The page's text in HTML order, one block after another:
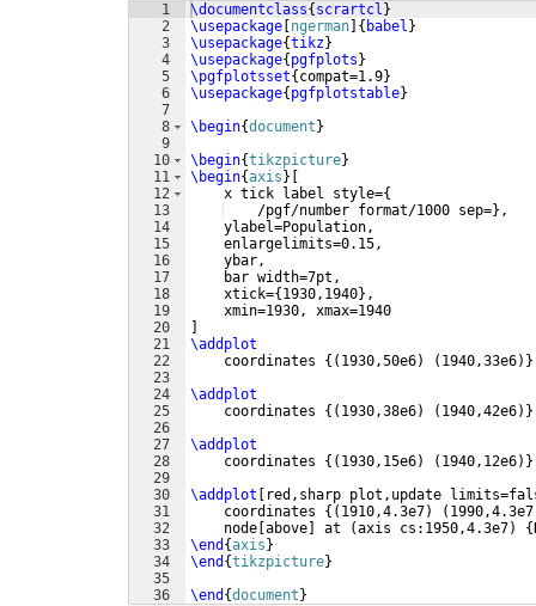
1
2
3
4
5
6
7
8
9
10
11
12
13
14
15
16
17
18
19
20
21
22
23
24
25
26
27
28
29
30
31
32
33
34
35
36
\documentclass{ scrartcl }
\usepackage ngerman { babel }
\usepackage{tikz}
\usepackage{ pgfplots }
\pgfplotsset{ compat=1.9}
\usepackage{ pgfplotstable}
\begin{document }
\begin{tikzpicture}
\begin{axis }
    x tick label style=
{
    /pgf/number format/1000 sep=
} ,
    ylabel=Population,
    enlargelimits=0.15,
    ybar,
    bar width=7pt,
    xtick=
{ 1930,1940} ,
    xmin=1930, xmax=1940
\addplot
    coordinates
{( 1930,50e6) ( 1940,33e6)}
\addplot
    coordinates
{( 1930,38e6) ( 1940,42e6)}
\addplot
    coordinates
{( 1930,15e6) ( 1940,12e6)}
\addplot
red,sharp plot,update
    coordinates
{( 1910,4.3e7) ( 1990,4.3e7
    node
above at (axis cs:1950,4.3e7) {
\end {axis }
\end {tikzpicture}
\end {document }